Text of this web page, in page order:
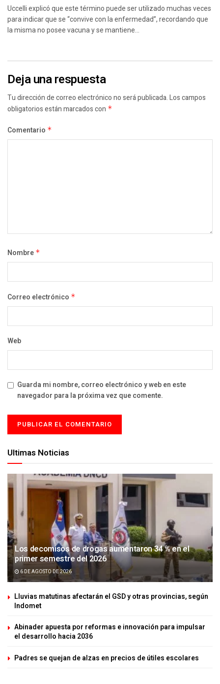
Uccelli explicó que este término puede ser utilizado muchas veces
para indicar que se “convive con la enfermedad”, recordando que
la misma no posee vacuna y se mantiene...
Deja una respuesta
Tu dirección de correo electrónico no será publicada.Los campos
obligatorios están marcados con *
Comentario *
Nombre *
Correo electrónico *
Web
Guarda mi nombre, correo electrónico y web en este
navegador para la próxima vez que comente.
Ultimas Noticias
Los decomisos de drogas aumentaron 34 % en el
primer semestre del 2026
6 DE AGOSTO DE 2026
Lluvias matutinas afectarán el GSD y otras provincias, según
Indomet
Abinader apuesta por reformas e innovación para impulsar
el desarrollo hacia 2036
Padres se quejan de alzas en precios de útiles escolares